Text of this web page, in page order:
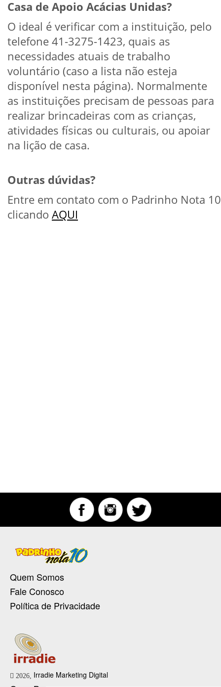
Casa de Apoio Acácias Unidas?
O ideal é verificar com a instituição, pelo
telefone 41-3275-1423, quais as
necessidades atuais de trabalho
voluntário (caso a lista não esteja
disponível nesta página). Normalmente
as instituições precisam de pessoas para
realizar brincadeiras com as crianças,
atividades físicas ou culturais, ou apoiar
na lição de casa.
Outras dúvidas?
Entre em contato com o Padrinho Nota 10
clicando AQUI
Quem Somos
Fale Conosco
Política de Privacidade
2026, Irradie Marketing Digital